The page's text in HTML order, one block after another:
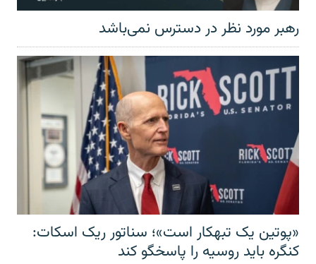
رهبر مورد نظر در دسترس نمی‌باشد
«پوتین یک تبهکار است»؛ سناتور ریک اسکات:
کنگره باید روسیه را پاسخگو کند